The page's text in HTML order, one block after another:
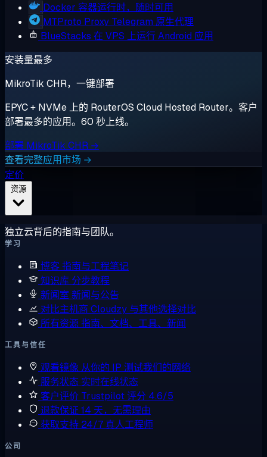
Docker 容器运行时，随时可用
MTProto Proxy Telegram 原生代理
BlueStacks 在 VPS 上运行 Android 应用
安装量最多
MikroTik CHR，一键部署
EPYC + NVMe 上的 RouterOS Cloud Hosted Router。客户
部署最多的应用。60 秒上线。
部署 MikroTik CHR →
查看完整应用市场 →
定价
独立云背后的指南与团队。
学习
博客指南与工程笔记
知识库 分步教程
新闻室 新闻与公告
对比主机商 Cloudzy 与其他选择对比
所有资源指南、文档、工具、新闻
工具与信任
观看镜像 从你的 IP 测试我们的网络
服务状态 实时在线状态
客户评价 Trustpilot 评分 4.6/5
退款保证 14 天，无需理由
获取支持 24/7 真人工程师
公司